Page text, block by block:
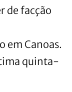
de facção
em Canoas.
quinta-